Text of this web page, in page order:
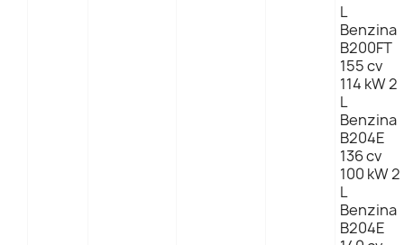
L
Benzina
B200FT
155 cv
114 kW 2
L
Benzina
B204E
136 cv
100 kW 2
L
Benzina
B204E